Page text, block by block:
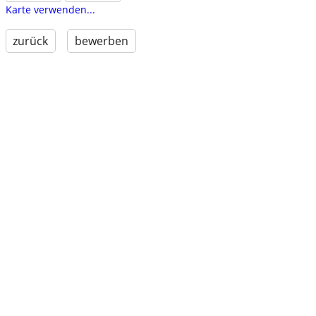
Karte verwenden...
zurück bewerben